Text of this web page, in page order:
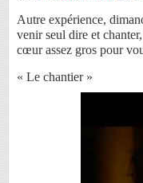
Autre expérience,
venir seul dire et
cœur assez gros pour
« Le chantier »